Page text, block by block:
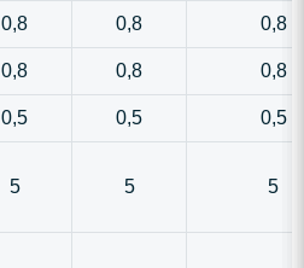
0,8 0,8 0,8
0,8 0,8 0,8
0,5 0,5 0,5
5 5 5